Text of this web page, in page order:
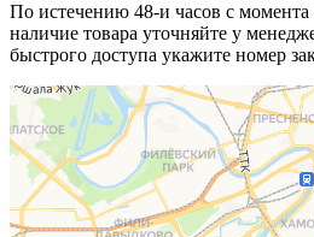
По истечению 48-и часов с момента
наличие товара уточняйте у
быстрого доступа укажите номер